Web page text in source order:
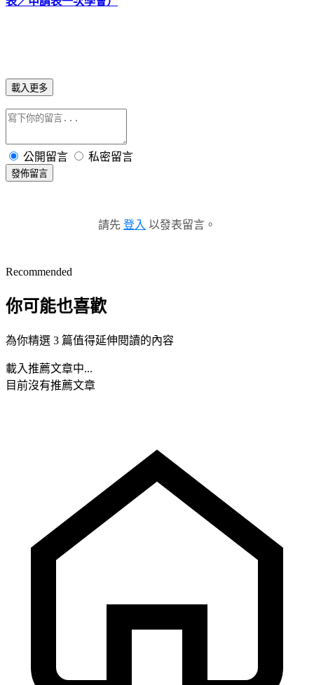
載入更多
公開留言 私密留言
發佈留言
請先 登入 以發表留言。
Recommended
你可能也喜歡
為你精選 3 篇值得延伸閱讀的內容
載入推薦文章中...
目前沒有推薦文章